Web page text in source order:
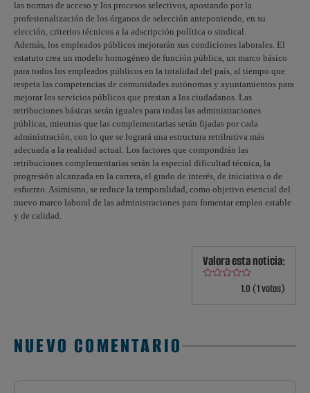
las normas de acceso y los procesos selectivos, apostando por la
profesionalización de los órganos de selección anteponiendo, en su
elección, criterios técnicos a la adscripción política o sindical.
Además, los empleados públicos mejorarán sus condiciones laborales. El
estatuto crea un modelo homogéneo de función pública, un marco básico
para todos los empleados públicos en la totalidad del país, al tiempo que
respeta las competencias de comunidades autónomas y ayuntamientos para
mejorar los servicios públicos que prestan a los ciudadanos. Las
retribuciones básicas serán iguales para todas las administraciones
públicas, mientras que las complementarias serán fijadas por cada
administración, con lo que se logrará una estructura retributiva más
adecuada a la realidad actual. Los factores que compondrán las
retribuciones complementarias serán la especial dificultad técnica, la
progresión alcanzada en la carrera, el grado de interés, de iniciativa o de
esfuerzo. Asimismo, se reduce la temporalidad, como objetivo esencial del
nuevo marco laboral de las administraciones para fomentar empleo estable
y de calidad.
Valora esta noticia:
1.0 (1 votos)
NUEVO COMENTARIO